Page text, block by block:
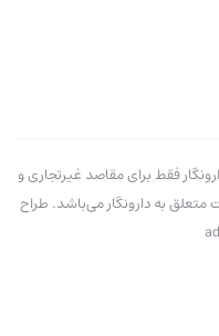
دارونگار فقط برای مقاصد غیرتجاری و
متعلق به دارونگار می‌باشد. طراح